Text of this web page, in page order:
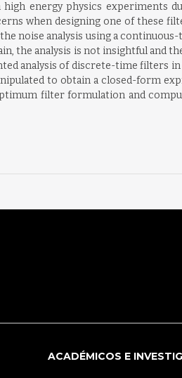
energy physics experiments
when designing one of these
noise analysis using a
the analysis is not insightful and
analysis of discrete-time filters
to obtain a closed-form
filter formulation and
ACADÉMICOS E